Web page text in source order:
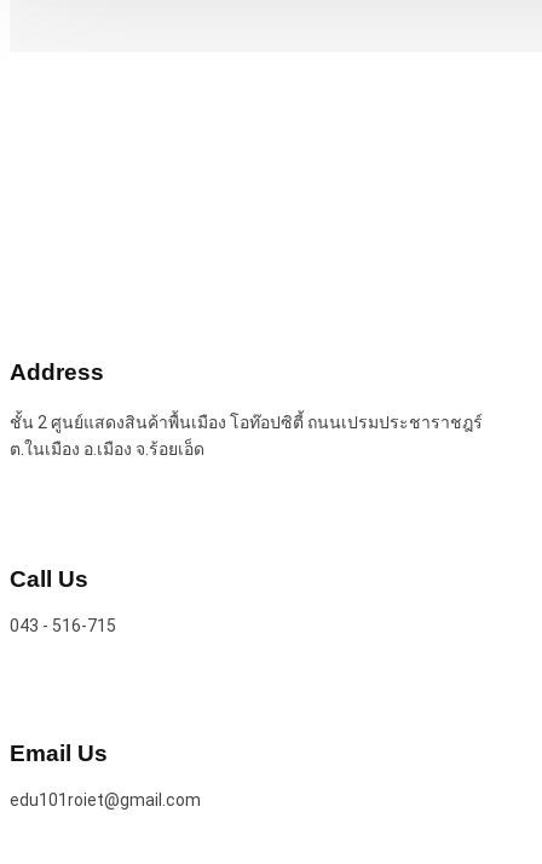
Address
ชั้น 2 ศูนย์แสดงสินค้าพื้นเมือง โอท๊อปซิตี้ ถนนเปรมประชาราชฎร์
ต.ในเมือง อ.เมือง จ.ร้อยเอ็ด
Call Us
043 - 516-715
Email Us
edu101roiet@gmail.com